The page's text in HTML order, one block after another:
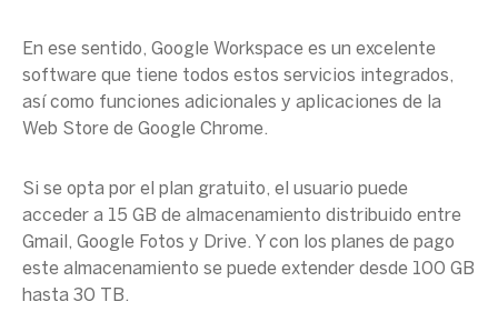
En ese sentido, Google Workspace es un excelente
software que tiene todos estos servicios integrados,
así como funciones adicionales y aplicaciones de la
Web Store de Google Chrome.
Si se opta por el plan gratuito, el usuario puede
acceder a 15 GB de almacenamiento distribuido entre
Gmail, Google Fotos y Drive. Y con los planes de pago
este almacenamiento se puede extender desde 100 GB
hasta 30 TB.